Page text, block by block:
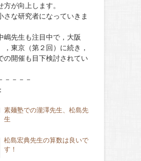
方が向上します。
さな研究者になっていきま
嶋先生も注目中で，大阪
，東京（第２回）に続き，
の開催も目下検討されてい
－－－－
素麺塾での瀧澤先生、松島先
生
松島宏典先生の算数は良いで
す！